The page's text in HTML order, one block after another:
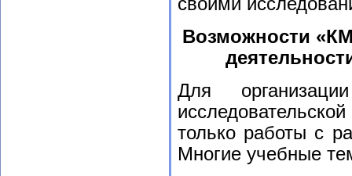
Возможности
Для
только работы с
Многие учебные